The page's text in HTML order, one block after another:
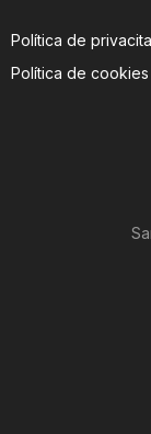
Política de
Política de cookies